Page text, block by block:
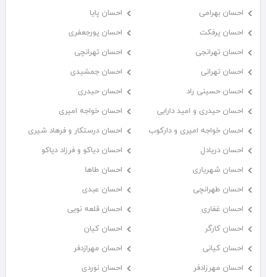
احسان بهرامی
احسان پایا
احسان پرفکت
احسان پورجعفری
احسان تهرانجی
احسان تهرانچی
احسان تهرانی
احسان جمشیدی
احسان حسینی راد
احسان حیدری
احسان حیدری و امید دارابی
احسان خواجه امیری
احسان خواجه امیری و دارکوب
احسان درستكار و فرهاد شيرى
احسان دریادل
احسان دیاکو و فرزاد دیاکو
احسان شهریاری
احسان طاها
احسان طهرانچی
احسان عبدی
احسان غفاری
احسان قلعه نویی
احسان کارگر
احسان کیان
احسان کیانی
احسان مهرازدفر
احسان مهرزادفر
احسان نوردی